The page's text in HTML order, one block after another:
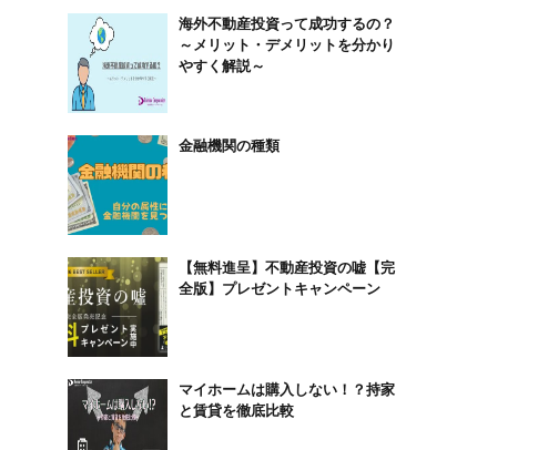
海外不動産投資って成功するの？
～メリット・デメリットを分かり
やすく解説～
金融機関の種類
【無料進呈】不動産投資の嘘【完
全版】プレゼントキャンペーン
マイホームは購入しない！？持家
と賃貸を徹底比較